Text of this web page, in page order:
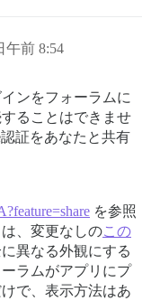
午前 8:54
ンをフォーラムに
ることはできませ
証をあなたと共有
を参照
、変更なしのこの
異なる外観にする
ラムがアプリにプ
で、表示方法はあ